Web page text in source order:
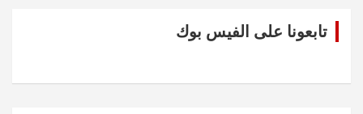
تابعونا على الفيس بوك